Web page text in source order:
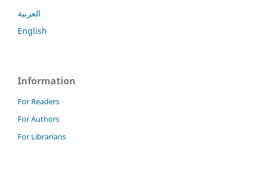
العربية
English
Information
For Readers
For Authors
For Librarians